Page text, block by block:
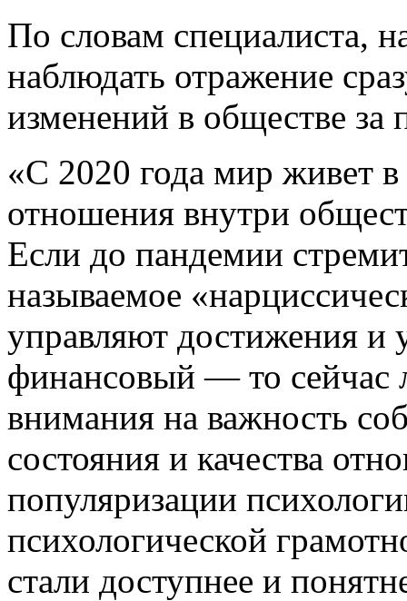
По словам специалиста,
наблюдать отражение
изменений в обществе за
«С 2020 года мир живет
отношения внутри
Если до пандемии
называемое
управляют достижения
финансовый — то сейчас
внимания на важность
состояния и качества
популяризации
психологической
стали доступнее и